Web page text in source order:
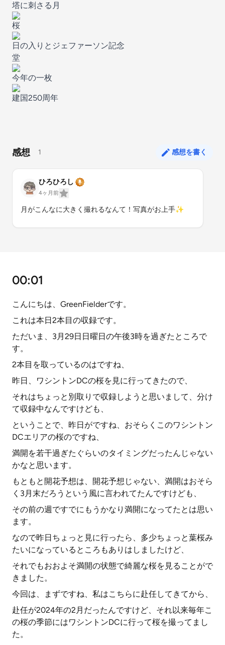
塔に刺さる月
桜
日の入りとジェファーソン記念
堂
今年の一枚
建国250周年
感想 1 感想を書く
ひろひろし
4ヶ月前
月がこんなに大きく撮れるなんて！写真がお上手✨️
00:01
こんにちは、GreenFielderです。
これは本日2本目の収録です。
ただいま、3月29日日曜日の午後3時を過ぎたところで
す。
2本目を取っているのはですね、
昨日、ワシントンDCの桜を見に行ってきたので、
それはちょっと別取りで収録しようと思いまして、分け
て収録中なんですけども、
ということで、昨日がですね、おそらくこのワシントン
DCエリアの桜のですね、
満開を若干過ぎたぐらいのタイミングだったんじゃない
かなと思います。
もともと開花予想は、開花予想じゃない、満開はおそら
く3月末だろうという風に言われてたんですけども、
その前の週ですでにもうかなり満開になってたとは思い
ます。
なので昨日ちょっと見に行ったら、多少ちょっと葉桜み
たいになっているところもありはしましたけど、
それでもおおよそ満開の状態で綺麗な桜を見ることがで
きました。
今回は、まずですね、私はこちらに赴任してきてから、
赴任が2024年の2月だったんですけど、それ以来毎年こ
の桜の季節にはワシントンDCに行って桜を撮ってまし
た。